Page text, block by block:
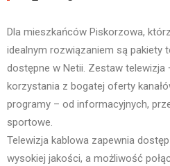
Dla mieszkańców Piskorzowa,
idealnym rozwiązaniem są pakiety
dostępne w Netii. Zestaw
korzystania z bogatej oferty
programy – od informacyjnych,
sportowe.
Telewizja kablowa zapewnia
wysokiej jakości, a możliwość